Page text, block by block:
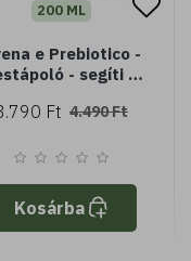
200 ML
e Prebiotico -
- segíti a
hidratáló -
zabtejjel és Biolin
- minden
Ft 4.490 Ft
Kosárba